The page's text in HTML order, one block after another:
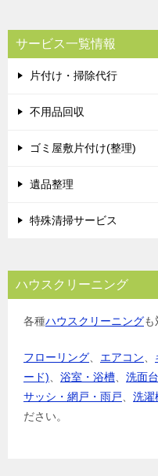
サービス一覧情報
片付け・掃除代行
不用品回収
ゴミ屋敷片付け(整理)
遺品整理
特殊清掃サービス
ハウスクリーニング
各種ハウスクリーニングも
フローリング エアコン
ード)
浴室・浴槽 洗面台
サッシ・網戸・雨戸
洗濯
ださい。